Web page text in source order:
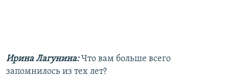
Ирина Лагунина:Что вам больше всего
запомнилось из тех лет?